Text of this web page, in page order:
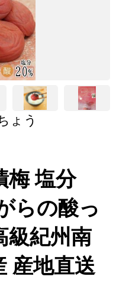
ょう
梅 塩分
らの酸っ
級紀州南
産地直送